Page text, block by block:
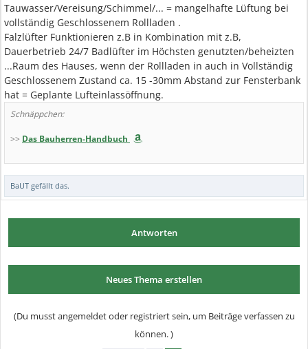
Tauwasser/Vereisung/Schimmel/... = mangelhafte Lüftung bei
vollständig Geschlossenem Rollladen .
Falzlüfter Funktionieren z.B in Kombination mit z.B,
Dauerbetrieb 24/7 Badlüfter im Höchsten genutzten/beheizten
...Raum des Hauses, wenn der Rollladen in auch in Vollständig
Geschlossenem Zustand ca. 15 -30mm Abstand zur Fensterbank
hat = Geplante Lufteinlassöffnung.
Schnäppchen:
>> Das Bauherren-Handbuch
BaUT gefällt das.
Antworten
Neues Thema erstellen
(Du musst angemeldet oder registriert sein, um Beiträge verfassen zu
können. )